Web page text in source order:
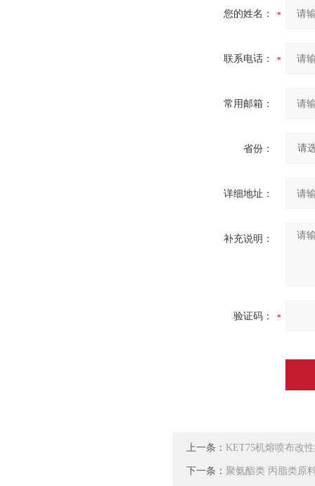
您的姓名：
联系电话：
常用邮箱：
省份：
详细地址：
补充说明：
验证码：
上一条： KET75机熔喷布改
下一条： 聚氨酯类 丙脂类原